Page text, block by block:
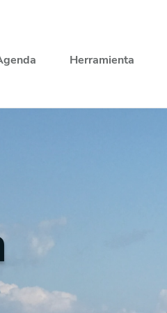
Herramienta